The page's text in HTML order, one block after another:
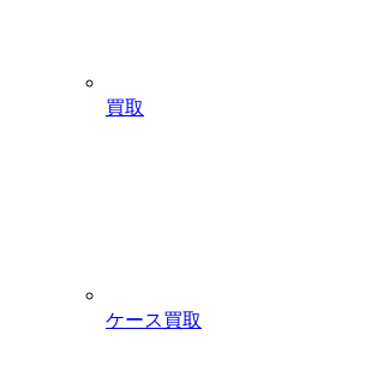
買取
ケース買取